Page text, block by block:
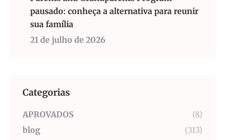
pausado: conheça a alternativa para reunir
sua família
21 de julho de 2026
Categorias
APROVADOS
(8)
blog
(313)